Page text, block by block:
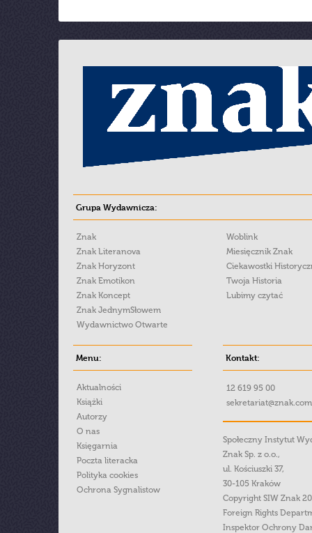
Grupa Wydawnicza:
Znak
Znak Literanova
Znak Horyzont
Znak Emotikon
Znak Koncept
Znak JednymSłowem
Wydawnictwo Otwarte
Woblink
Miesięcznik Znak
Ciekawostki
Twoja Historia
Lubimy czytać
Menu:
Aktualności
Książki
Autorzy
O nas
Księgarnia
Poczta literacka
Polityka cookies
Ochrona Sygnalistow
Kontakt:
12 619 95 00
Społeczny Instytut
Znak Sp. z o.o.,
ul. Kościuszki 37,
30-105 Kraków
Copyright SIW Znak
Foreign Rights
Inspektor Ochrony